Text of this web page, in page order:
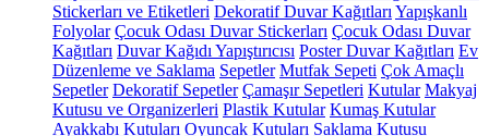
Stickerları ve Etiketleri Dekoratif Duvar Kağıtları Yapışkanlı
Folyolar Çocuk Odası Duvar Stickerları Çocuk Odası Duvar
Kağıtları Duvar Kağıdı Yapıştırıcısı Poster Duvar Kağıtları Ev
Düzenleme ve Saklama Sepetler Mutfak Sepeti Çok Amaçlı
Sepetler Dekoratif Sepetler Çamaşır Sepetleri Kutular Makyaj
Kutusu ve Organizerleri Plastik Kutular Kumaş Kutular
Ayakkabı Kutuları Oyuncak Kutuları Saklama Kutusu